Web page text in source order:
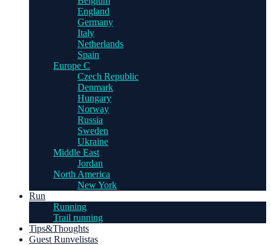
England
Germany
Italy
Netherlands
Spain
Europe C
Czech Republic
Denmark
Hungary
Norway
Russia
Sweden
Ukraine
Middle East
Jordan
North America
New York
Run
Running
Trail running
Tips&Thoughts
Guest Runvelistas